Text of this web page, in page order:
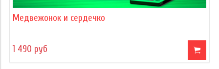
Медвежонок и сердечко
1 490 руб